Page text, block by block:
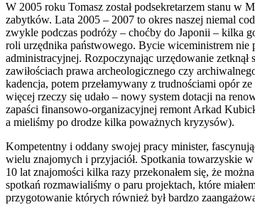
W 2005 roku Tomasz został podsekretarzem stanu w
zabytków. Lata 2005 – 2007 to okres naszej niemal
zwykle podczas podróży – choćby do Japonii – kilka
roli urzędnika państwowego. Bycie wiceministrem nie
administracyjnej. Rozpoczynając urzędowanie
zawiłościach prawa archeologicznego czy
kadencja, potem przełamywany z trudnościami opór
więcej rzeczy się udało – nowy system dotacji na
zapaści finansowo-organizacyjnej remont Arkad
a mieliśmy po drodze kilka poważnych kryzysów).
Kompetentny i oddany swojej pracy minister,
wielu znajomych i przyjaciół. Spotkania towarzyskie
10 lat znajomości kilka razy przekonałem się, że
spotkań rozmawialiśmy o paru projektach, które
przygotowanie których również był bardzo